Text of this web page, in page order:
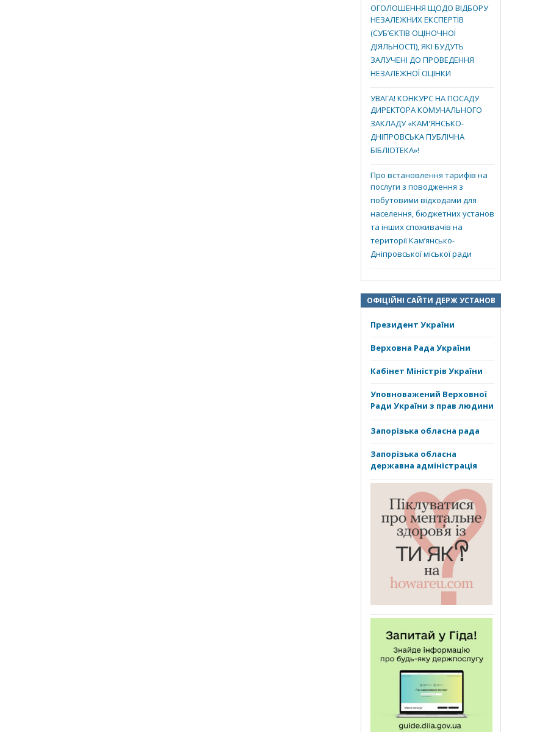
ОГОЛОШЕННЯ ЩОДО ВІДБОРУ
НЕЗАЛЕЖНИХ ЕКСПЕРТІВ
(СУБ’ЄКТІВ ОЦІНОЧНОЇ
ДІЯЛЬНОСТІ), ЯКІ БУДУТЬ
ЗАЛУЧЕНІ ДО ПРОВЕДЕННЯ
НЕЗАЛЕЖНОЇ ОЦІНКИ
УВАГА! КОНКУРС НА ПОСАДУ
ДИРЕКТОРА КОМУНАЛЬНОГО
ЗАКЛАДУ «КАМ'ЯНСЬКО-
ДНІПРОВСЬКА ПУБЛІЧНА
БІБЛІОТЕКА»!
Про встановлення тарифів на
послуги з поводження з
побутовими відходами для
населення, бюджетних установ
та інших споживачів на
території Кам’янсько-
Дніпровської міської ради
ОФІЦІЙНІ САЙТИ ДЕРЖ УСТАНОВ
Президент України
Верховна Рада України
Кабінет Міністрів України
Уповноважений Верховної
Ради України з прав людини
Запорізька обласна рада
Запорізька обласна
державна адміністрація